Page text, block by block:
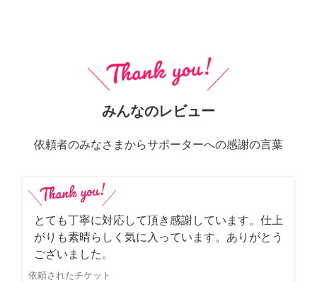
みんなのレビュー
依頼者のみなさまからサポーターへの感謝の言葉
とても丁寧に対応して頂き感謝しています。仕上
がりも素晴らしく気に入っています。ありがとう
ございました。
依頼されたチケット